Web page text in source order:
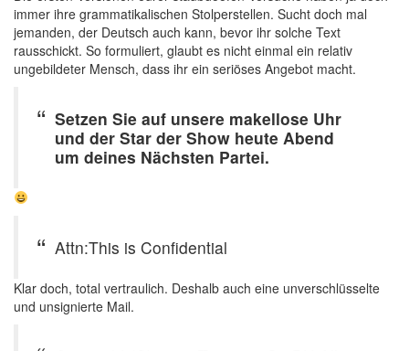
immer ihre grammatikalischen Stolperstellen. Sucht doch mal
jemanden, der Deutsch auch kann, bevor ihr solche Text
rausschickt. So formuliert, glaubt es nicht einmal ein relativ
ungebildeter Mensch, dass ihr ein seriöses Angebot macht.
Setzen Sie auf unsere makellose Uhr
und der Star der Show heute Abend
um deines Nächsten Partei.
Attn:This is Confidential
Klar doch, total vertraulich. Deshalb auch eine unverschlüsselte
und unsignierte Mail.